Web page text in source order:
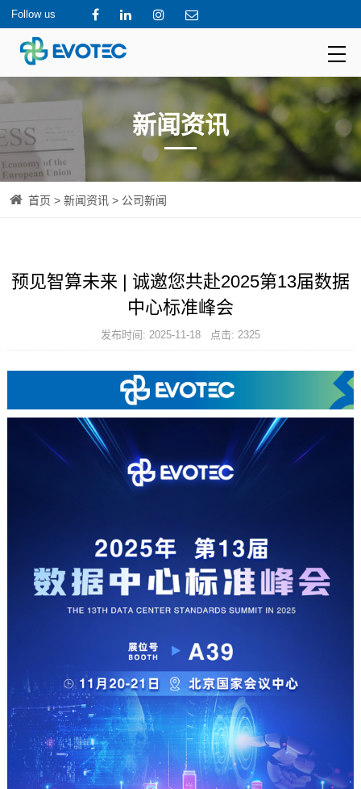
Follow us
新闻资讯
首页 > 新闻资讯 > 公司新闻
预见智算未来 | 诚邀您共赴2025第13届数据
中心标准峰会
发布时间: 2025-11-18 点击: 2325